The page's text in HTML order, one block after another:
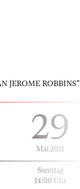
JEROME ROBBINS"
29
Mai 2011
Sonntag
14:00 Uhr